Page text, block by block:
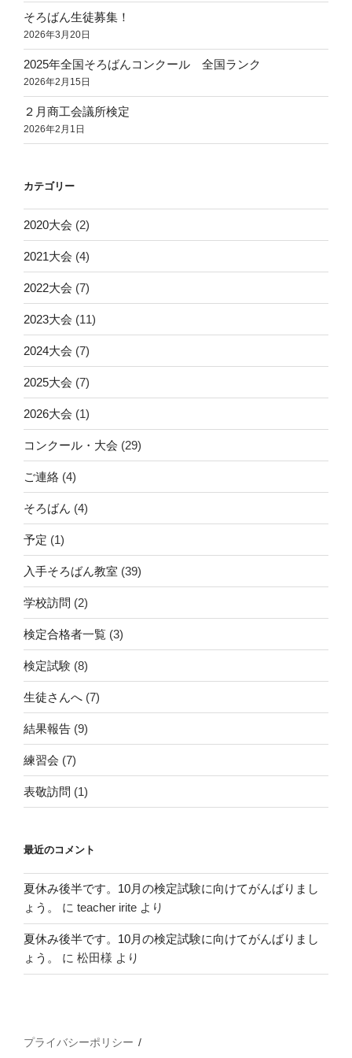
そろばん生徒募集！
2026年3月20日
2025年全国そろばんコンクール 全国ランク
2026年2月15日
２月商工会議所検定
2026年2月1日
カテゴリー
2020大会 (2)
2021大会 (4)
2022大会 (7)
2023大会 (11)
2024大会 (7)
2025大会 (7)
2026大会 (1)
コンクール・大会 (29)
ご連絡 (4)
そろばん (4)
予定 (1)
入手そろばん教室 (39)
学校訪問 (2)
検定合格者一覧 (3)
検定試験 (8)
生徒さんへ (7)
結果報告 (9)
練習会 (7)
表敬訪問 (1)
最近のコメント
夏休み後半です。10月の検定試験に向けてがんばりまし
ょう。
に teacher irite より
夏休み後半です。10月の検定試験に向けてがんばりまし
ょう。
に 松田様 より
プライバシーポリシー